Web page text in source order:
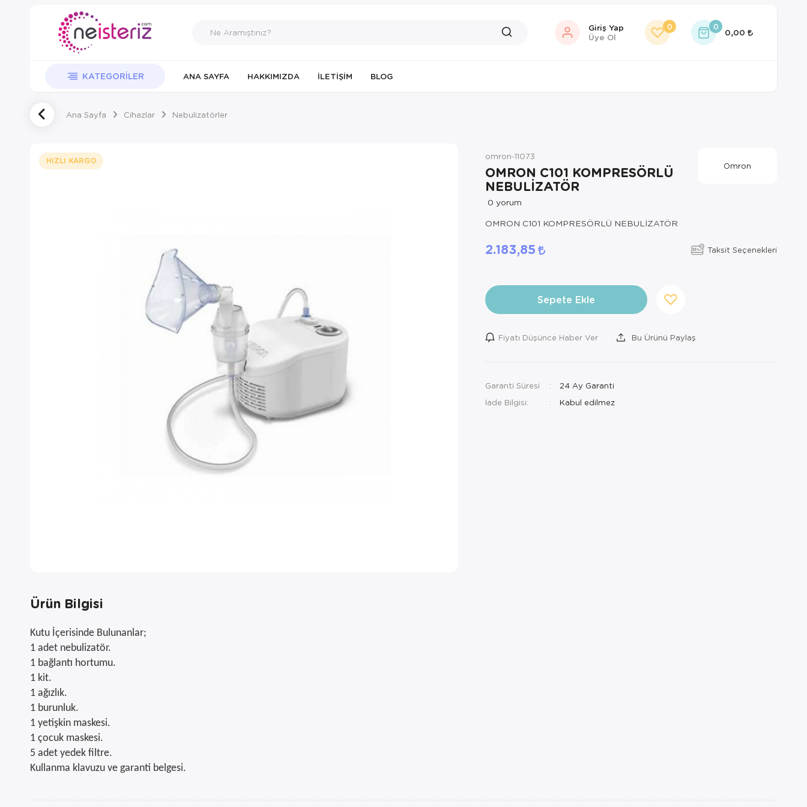
Giriş Yap
Üye Ol
0 0
0,00
KATEGORILER ANA SAYFA HAKKIMIZDA İLETIŞIM BLOG
Ana Sayfa Cihazlar Nebulizatörler
HIZLI KARGO omron-11073
OMRON C101 KOMPRESÖRLÜ
NEBULİZATÖR
0 yorum
Omron
OMRON C101 KOMPRESÖRLÜ NEBULİZATÖR
2.183,85 Taksit Seçenekleri
Sepete Ekle
Fiyatı Düşünce Haber Ver Bu Ürünü Paylaş
Garanti Süresi
24 Ay Garanti
İade Bilgisi:
Ürün Bilgisi
Kutu İçerisinde Bulunanlar;
1 adet nebulizatör.
1 bağlantı hortumu.
1 kit.
1 ağızlık.
1 burunluk.
1 yetişkin maskesi.
1 çocuk maskesi.
5 adet yedek filtre.
Kullanma klavuzu ve garanti belgesi.